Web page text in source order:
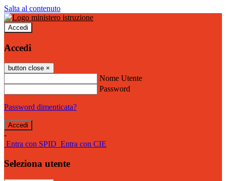
Salta al contenuto
Accedi
Accedi
button close ×
Nome Utente
Password
Password dimenticata?
-
Entra con SPID Entra con CIE
Seleziona utente